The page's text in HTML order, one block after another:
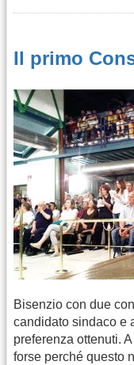
Il primo
Bisenzio con due
candidato sindaco e
preferenza ottenuti.
forse perché questo